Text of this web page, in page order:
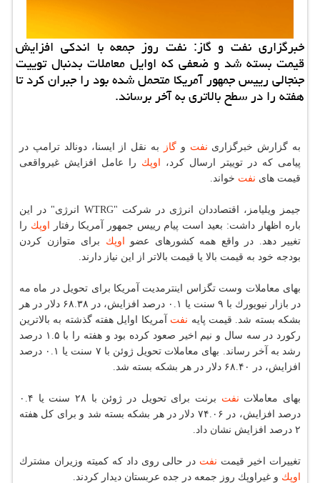
خبرگزاری نفت و گاز: نفت روز جمعه با اندكی افزایش
قیمت بسته شد و ضعفی كه اوایل معاملات بدنبال توییت
جنجالی رییس جمهور آمریكا متحمل شده بود را جبران كرد تا
هفته را در سطح بالاتری به آخر برساند.
به گزارش خبرگزاری نفت وگاز
به نقل از ایسنا، دونالد ترامپ در
پیامی كه در توییتر ارسال كرد، اوپك را عامل افزایش غیرواقعی
قیمت های نفت خواند.
جیمز ویلیامز، اقتصاددان انرژی در شركت "WTRG انرژی" در این
باره اظهار داشت: بعید است پیام رییس جمهور آمریكا رفتار اوپك را
تغییر دهد. در واقع همه كشورهای عضو اوپك برای متوازن كردن
بودجه خود به قیمت بالا یا قیمت بالاتر از این نیاز دارند.
بهای معاملات وست تگزاس اینترمدیت آمریكا برای تحویل در ماه مه
در بازار نیویورك با ۹ سنت یا ۰.۱ درصد افزایش، در ۶۸.۳۸ دلار در هر
بشكه بسته شد. قیمت پایه نفت آمریكا اوایل هفته گذشته به بالاترین
ركورد در سه سال و نیم اخیر صعود كرده بود و هفته را با ۱.۵ درصد
رشد به آخر رساند. بهای معاملات تحویل ژوئن با ۷ سنت یا ۰.۱ درصد
افزایش، در ۶۸.۴۰ دلار در هر بشكه بسته شد.
بهای معاملات نفت
برنت برای تحویل در ژوئن با ۲۸ سنت یا ۰.۴
درصد افزایش، در ۷۴.۰۶ دلار در هر بشكه بسته شد و برای كل هفته
۲ درصد افزایش نشان داد.
تغییرات اخیر قیمت نفت در حالی روی داد كه كمیته وزیران مشترك
اوپك و غیراوپك روز جمعه در جده عربستان دیدار كردند.